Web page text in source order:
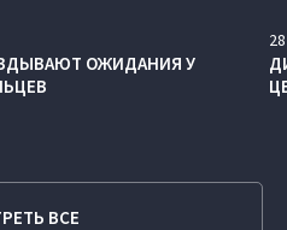
ОЖИДАНИЯ У
28
ВСЕ